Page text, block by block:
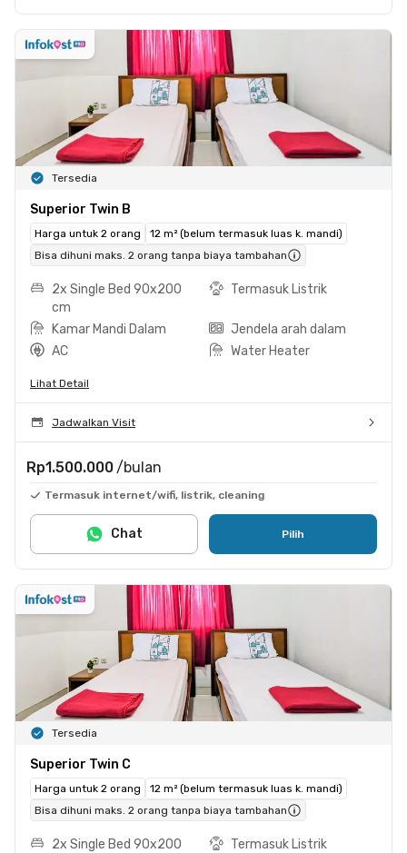
Tersedia
Superior Twin B
Harga untuk 2 orang
12 m² (belum termasuk luas k. mandi)
Bisa dihuni maks. 2 orang tanpa biaya tambahan
2x Single Bed 90x200
cm
Termasuk Listrik
Kamar Mandi Dalam
Jendela arah dalam
AC
Water Heater
Lihat Detail
Jadwalkan Visit
Rp1.500.000 /bulan
Termasuk internet/wifi, listrik, cleaning
Pilih
Chat
Tersedia
Superior Twin C
Harga untuk 2 orang
12 m² (belum termasuk luas k. mandi)
Bisa dihuni maks. 2 orang tanpa biaya tambahan
2x Single Bed 90x200
Termasuk Listrik